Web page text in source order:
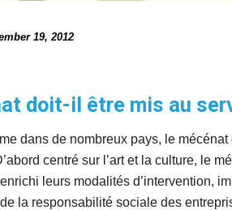
19, 2012
doit-il être mis au
dans de nombreux pays, le
centré sur l’art et la culture, le
leurs modalités d’intervention,
la responsabilité sociale des